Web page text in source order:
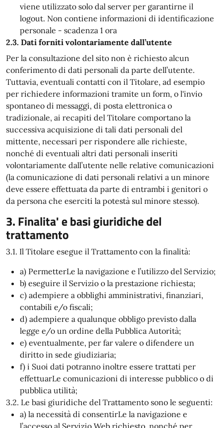
viene utilizzato solo dal server per garantirne il
logout. Non contiene informazioni di identificazione
personale - scadenza 1 ora
2.3. Dati forniti volontariamente dall’utente
Per la consultazione del sito non è richiesto alcun
conferimento di dati personali da parte dell’utente.
Tuttavia, eventuali contatti con il Titolare, ad esempio
per richiedere informazioni tramite un form, o l'invio
spontaneo di messaggi, di posta elettronica o
tradizionale, ai recapiti del Titolare comportano la
successiva acquisizione di tali dati personali del
mittente, necessari per rispondere alle richieste,
nonché di eventuali altri dati personali inseriti
volontariamente dall’utente nelle relative comunicazioni
(la comunicazione di dati personali relativi a un minore
deve essere effettuata da parte di entrambi i genitori o
da persona che eserciti la potestà sul minore stesso).
3. Finalita' e basi giuridiche del
trattamento
3.1. Il Titolare esegue il Trattamento con la finalità:
a) PermetterLe la navigazione e l’utilizzo del Servizio;
b) eseguire il Servizio o la prestazione richiesta;
c) adempiere a obblighi amministrativi, finanziari,
contabili e/o fiscali;
d) adempiere a qualunque obbligo previsto dalla
legge e/o un ordine della Pubblica Autorità;
e) eventualmente, per far valere o difendere un
diritto in sede giudiziaria;
f) i Suoi dati potranno inoltre essere trattati per
effettuarLe comunicazioni di interesse pubblico o di
pubblica utilità;
3.2. Le basi giuridiche del Trattamento sono le seguenti:
a) la necessità di consentirLe la navigazione e
l’accesso al Servizio Web richiesto, nonché per